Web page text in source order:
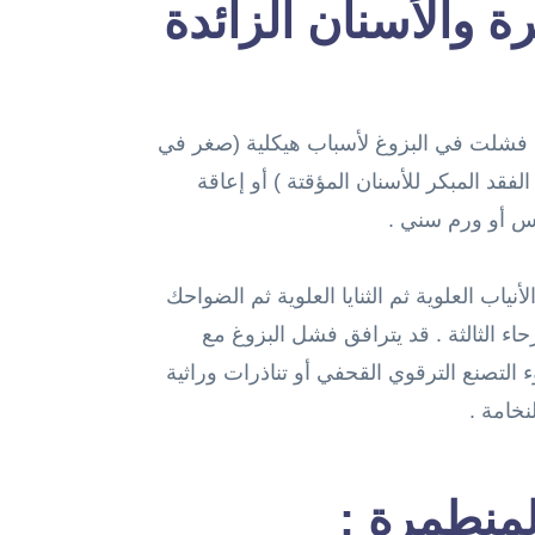
والأسنان الزائدة
فشلت في البزوغ لأسباب هيكلية (صغر في
المبكر للأسنان المؤقتة ) أو إعاقة
أو ورم سني .
العلوية ثم الثنايا العلوية ثم الضواحك
الثالثة . قد يترافق فشل البزوغ مع
الترقوي القحفي أو تناذرات وراثية
.
: